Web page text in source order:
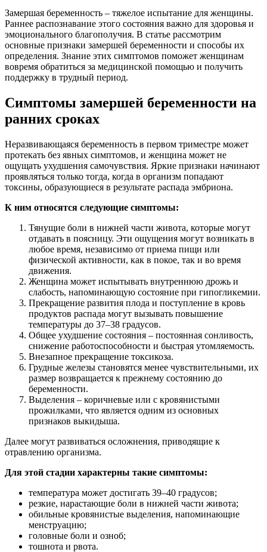
Замершая беременность – тяжелое испытание для женщины.
Раннее распознавание этого состояния важно для здоровья и
эмоционального благополучия. В статье рассмотрим
основные признаки замершей беременности и способы их
определения. Знание этих симптомов поможет женщинам
вовремя обратиться за медицинской помощью и получить
поддержку в трудный период.
Симптомы замершей беременности на
ранних сроках
Неразвивающаяся беременность в первом триместре может
протекать без явных симптомов, и женщина может не
ощущать ухудшения самочувствия. Яркие признаки начинают
проявляться только тогда, когда в организм попадают
токсины, образующиеся в результате распада эмбриона.
К ним относятся следующие симптомы:
Тянущие боли в нижней части живота, которые могут
отдавать в поясницу. Эти ощущения могут возникать в
любое время, независимо от приема пищи или
физической активности, как в покое, так и во время
движения.
Женщина может испытывать внутреннюю дрожь и
слабость, напоминающую состояние при гипогликемии.
Прекращение развития плода и поступление в кровь
продуктов распада могут вызывать повышение
температуры до 37–38 градусов.
Общее ухудшение состояния – постоянная сонливость,
снижение работоспособности и быстрая утомляемость.
Внезапное прекращение токсикоза.
Грудные железы становятся менее чувствительными, их
размер возвращается к прежнему состоянию до
беременности.
Выделения – коричневые или с кровянистыми
прожилками, что является одним из основных
признаков выкидыша.
Далее могут развиваться осложнения, приводящие к
отравлению организма.
Для этой стадии характерны такие симптомы:
температура может достигать 39–40 градусов;
резкие, нарастающие боли в нижней части живота;
обильные кровянистые выделения, напоминающие
менструацию;
головные боли и озноб;
тошнота и рвота.